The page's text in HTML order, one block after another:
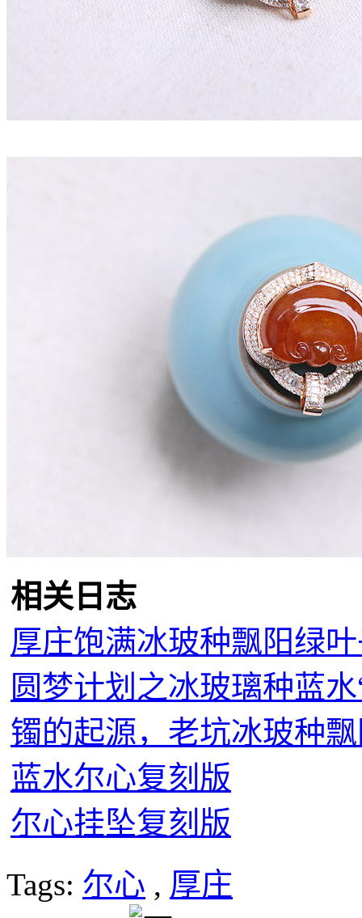
相关日志
厚庄饱满冰玻种飘阳绿
圆梦计划之冰玻璃种蓝
镯的起源，老坑冰玻种
蓝水尔心复刻版
尔心挂坠复刻版
Tags: 尔心 , 厚庄